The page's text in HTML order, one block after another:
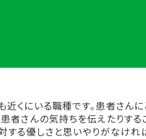
くにいる職種です。患者さん
さんの気持ちを伝えたりする
する優しさと思いやりがなけれ